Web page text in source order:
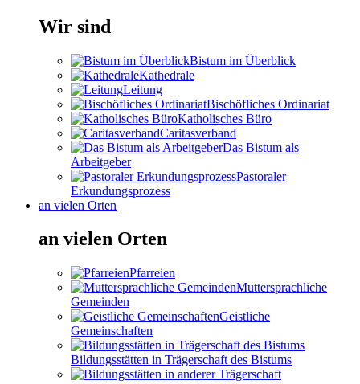
Wir sind
Bistum im Überblick
Kathedrale
Leitung
Bischöfliches Ordinariat
Katholisches Büro
Caritasverband
Das Bistum als
Arbeitgeber
Pastoraler
Erkundungsprozess
an vielen Orten
an vielen Orten
Pfarreien
Muttersprachliche
Gemeinden
Geistliche
Gemeinschaften
Bildungsstätten in Trägerschaft des Bistums